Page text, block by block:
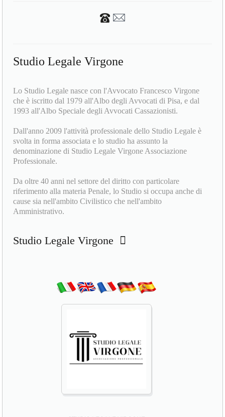
Studio Legale Virgone
Lo Studio Legale nasce con l'Avvocato Francesco Virgone
che è iscritto dal 1979 all'Albo degli Avvocati di Pisa, e dal
1993 all'Albo Speciale degli Avvocati Cassazionisti.
Dall'anno 2009 l'attività professionale dello Studio Legale è
svolta in forma associata e lo studio ha assunto la
denominazione di Studio Legale Virgone Associazione
Professionale.
Da oltre 40 anni nel settore del diritto con particolare
riferimento alla materia Penale, lo Studio si occupa anche di
cause sia nell'ambito Civilistico che nell'ambito
Amministrativo.
Studio Legale Virgone